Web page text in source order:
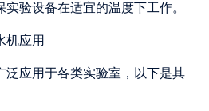
验设备在适宜的温度下工作。
机应用
泛应用于各类实验室，以下是其